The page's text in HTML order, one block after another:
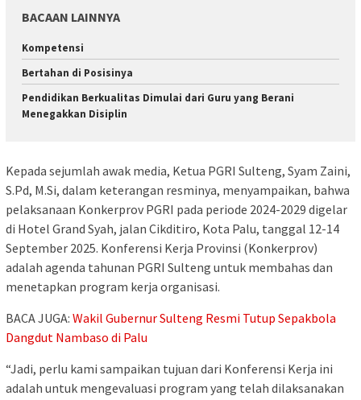
BACAAN LAINNYA
Kompetensi
Bertahan di Posisinya
Pendidikan Berkualitas Dimulai dari Guru yang Berani
Menegakkan Disiplin
Kepada sejumlah awak media, Ketua PGRI Sulteng, Syam Zaini,
S.Pd, M.Si, dalam keterangan resminya, menyampaikan, bahwa
pelaksanaan Konkerprov PGRI pada periode 2024-2029 digelar
di Hotel Grand Syah, jalan Cikditiro, Kota Palu, tanggal 12-14
September 2025. Konferensi Kerja Provinsi (Konkerprov)
adalah agenda tahunan PGRI Sulteng untuk membahas dan
menetapkan program kerja organisasi.
BACA JUGA: Wakil Gubernur Sulteng Resmi Tutup Sepakbola
Dangdut Nambaso di Palu
“Jadi, perlu kami sampaikan tujuan dari Konferensi Kerja ini
adalah untuk mengevaluasi program yang telah dilaksanakan